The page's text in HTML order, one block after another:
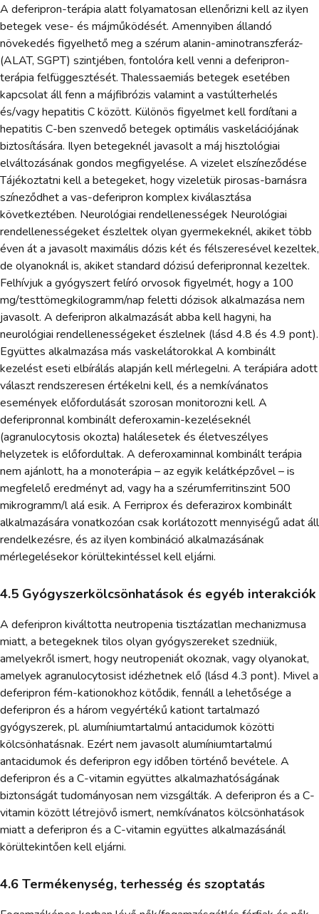
A deferipron-terápia alatt folyamatosan ellenőrizni kell az ilyen
betegek vese- és májműködését. Amennyiben állandó
növekedés figyelhető meg a szérum alanin-aminotranszferáz-
(ALAT, SGPT) szintjében, fontolóra kell venni a deferipron-
terápia felfüggesztését. Thalessaemiás betegek esetében
kapcsolat áll fenn a májfibrózis valamint a vastúlterhelés
és/vagy hepatitis C között. Különös figyelmet kell fordítani a
hepatitis C-ben szenvedő betegek optimális vaskelációjának
biztosítására. Ilyen betegeknél javasolt a máj hisztológiai
elváltozásának gondos megfigyelése. A vizelet elszíneződése
Tájékoztatni kell a betegeket, hogy vizeletük pirosas-barnásra
színeződhet a vas-deferipron komplex kiválasztása
következtében. Neurológiai rendellenességek Neurológiai
rendellenességeket észleltek olyan gyermekeknél, akiket több
éven át a javasolt maximális dózis két és félszeresével kezeltek,
de olyanoknál is, akiket standard dózisú deferipronnal kezeltek.
Felhívjuk a gyógyszert felíró orvosok figyelmét, hogy a 100
mg/testtömegkilogramm/nap feletti dózisok alkalmazása nem
javasolt. A deferipron alkalmazását abba kell hagyni, ha
neurológiai rendellenességeket észlelnek (lásd 4.8 és 4.9 pont).
Együttes alkalmazása más vaskelátorokkal A kombinált
kezelést eseti elbírálás alapján kell mérlegelni. A terápiára adott
választ rendszeresen értékelni kell, és a nemkívánatos
események előfordulását szorosan monitorozni kell. A
deferipronnal kombinált deferoxamin-kezeléseknél
(agranulocytosis okozta) halálesetek és életveszélyes
helyzetek is előfordultak. A deferoxaminnal kombinált terápia
nem ajánlott, ha a monoterápia – az egyik kelátképzővel – is
megfelelő eredményt ad, vagy ha a szérumferritinszint 500
mikrogramm/l alá esik. A Ferriprox és deferazirox kombinált
alkalmazására vonatkozóan csak korlátozott mennyiségű adat áll
rendelkezésre, és az ilyen kombináció alkalmazásának
mérlegelésekor körültekintéssel kell eljárni.
4.5 Gyógyszerkölcsönhatások és egyéb interakciók
A deferipron kiváltotta neutropenia tisztázatlan mechanizmusa
miatt, a betegeknek tilos olyan gyógyszereket szedniük,
amelyekről ismert, hogy neutropeniát okoznak, vagy olyanokat,
amelyek agranulocytosist idézhetnek elő (lásd 4.3 pont). Mivel a
deferipron fém-kationokhoz kötődik, fennáll a lehetősége a
deferipron és a három vegyértékű kationt tartalmazó
gyógyszerek, pl. alumíniumtartalmú antacidumok közötti
kölcsönhatásnak. Ezért nem javasolt alumíniumtartalmú
antacidumok és deferipron egy időben történő bevétele. A
deferipron és a C-vitamin együttes alkalmazhatóságának
biztonságát tudományosan nem vizsgálták. A deferipron és a C-
vitamin között létrejövő ismert, nemkívánatos kölcsönhatások
miatt a deferipron és a C-vitamin együttes alkalmazásánál
körültekintően kell eljárni.
4.6 Termékenység, terhesség és szoptatás